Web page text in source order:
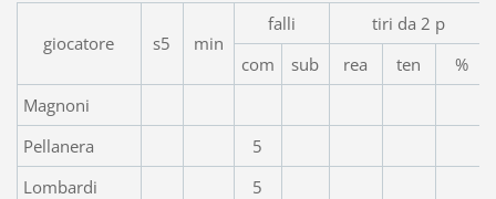
giocatore s5 min
falli
tiri da 2 p
com
sub rea ten
%
Magnoni
Pellanera
5
Lombardi
5